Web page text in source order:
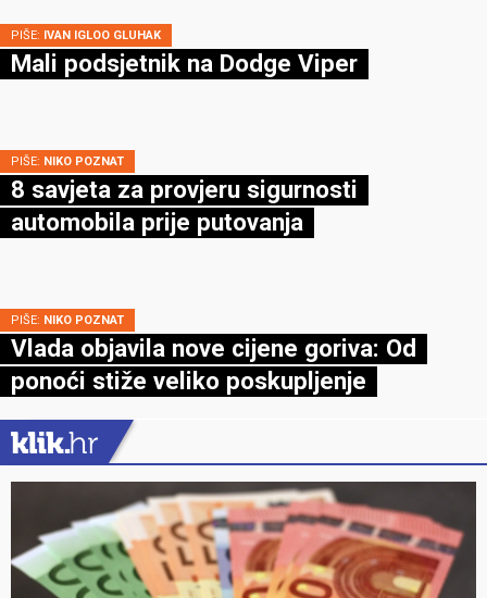
PIŠE: IVAN IGLOO GLUHAK
Mali podsjetnik na Dodge Viper
PIŠE: NIKO POZNAT
8 savjeta za provjeru sigurnosti
automobila prije putovanja
PIŠE: NIKO POZNAT
Vlada objavila nove cijene goriva: Od
ponoći stiže veliko poskupljenje